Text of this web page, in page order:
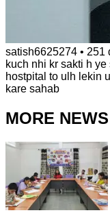
satish6625274 • 251
kuch nhi kr sakti h
hostpital to ulh lekin
kare sahab
MORE NEWS